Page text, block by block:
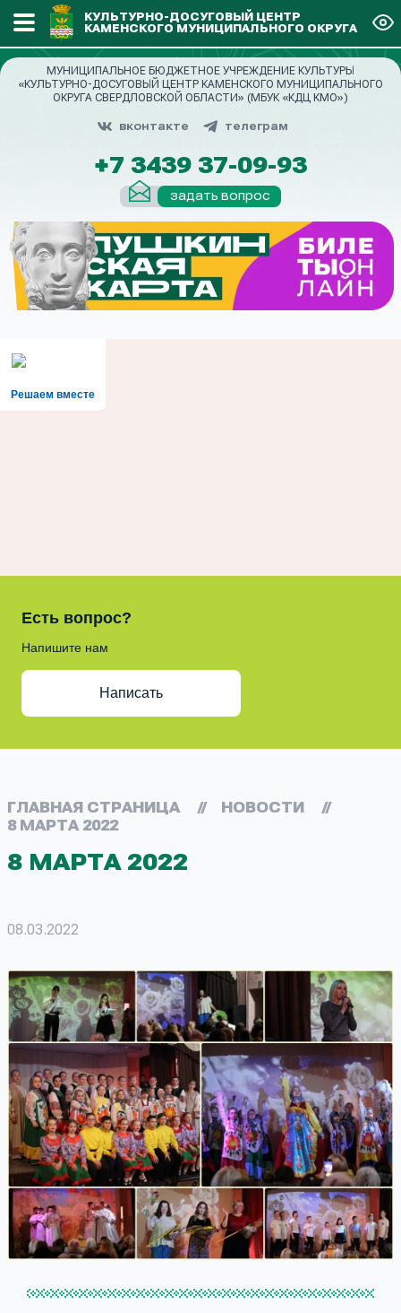
КУЛЬТУРНО-ДОСУГОВЫЙ ЦЕНТР
КАМЕНСКОГО МУНИЦИПАЛЬНОГО ОКРУГА
МУНИЦИПАЛЬНОЕ БЮДЖЕТНОЕ УЧРЕЖДЕНИЕ КУЛЬТУРЫ
«КУЛЬТУРНО-ДОСУГОВЫЙ ЦЕНТР КАМЕНСКОГО МУНИЦИПАЛЬНОГО
ОКРУГА СВЕРДЛОВСКОЙ ОБЛАСТИ» (МБУК «КДЦ КМО»)
вконтакте телеграм
+7 3439 37-09-93
задать вопрос
Решаем вместе
Есть вопрос?
Напишите нам
Написать
ГЛАВНАЯ СТРАНИЦА // НОВОСТИ
//
8 МАРТА 2022
8 МАРТА 2022
08.03.2022